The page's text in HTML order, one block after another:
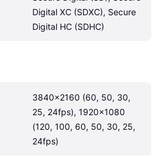
Digital XC (SDXC), Secure
Digital HC (SDHC)
3840x2160 (60, 50, 30,
25, 24fps), 1920x1080
(120, 100, 60, 50, 30, 25,
24fps)